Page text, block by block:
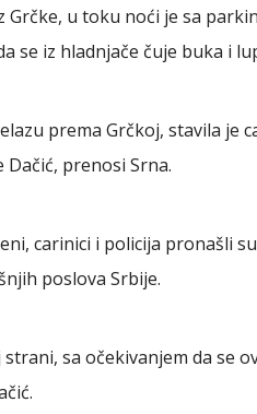
u toku noći je sa
se iz hladnjače čuje buka i
prema Grčkoj, stavila je
prenosi Srna.
carinici i policija pronašli
poslova Srbije.
sa očekivanjem da se